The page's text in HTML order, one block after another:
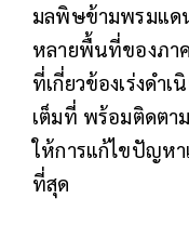
มลพิษข้ามพรมแด
หลายพื้นที่ของภา
ที่เกี่ยวข้องเร่งดำ
เต็มที่ พร้อมติดตา
ให้การแก้ไขปัญหา
ที่สุด